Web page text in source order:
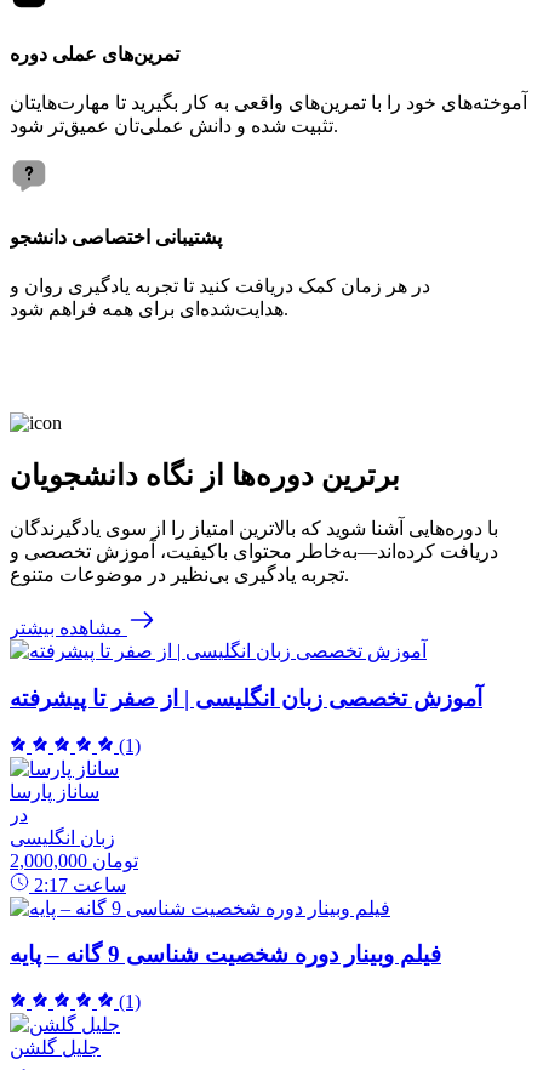
تمرین‌های عملی دوره
آموخته‌های خود را با تمرین‌های واقعی به کار بگیرید تا مهارت‌هایتان
تثبیت شده و دانش عملی‌تان عمیق‌تر شود.
پشتیبانی اختصاصی دانشجو
در هر زمان کمک دریافت کنید تا تجربه یادگیری روان و
هدایت‌شده‌ای برای همه فراهم شود.
برترین دوره‌ها از نگاه دانشجویان
با دوره‌هایی آشنا شوید که بالاترین امتیاز را از سوی یادگیرندگان
دریافت کرده‌اند—به‌خاطر محتوای باکیفیت، آموزش تخصصی و
تجربه یادگیری بی‌نظیر در موضوعات متنوع.
مشاهده بیشتر
آموزش تخصصی زبان انگلیسی | از صفر تا پیشرفته
(1)
ساناز پارسا
در
زبان انگلیسی
2,000,000 تومان
2:17 ساعت
فیلم وبینار دوره شخصیت شناسی 9 گانه – پایه
(1)
جلیل گلشن